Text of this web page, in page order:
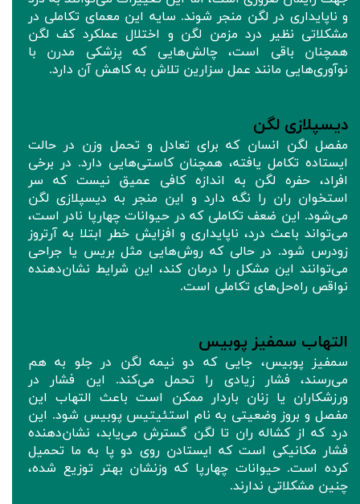
و ناپایداری در لگن منجر شوند. سایه این معمای تکاملی در
مشکلاتی نظیر درد مزمن لگن و اختلال عملکرد کف لگن
همچنان باقی است، چالش‌هایی که پزشکی مدرن با
نوآوری‌هایی مانند عمل سزارین تلاش به کاهش آن‌ دارد.
دیسپلازی لگن
مفصل لگن انسان که برای تعادل و تحمل وزن در حالت
ایستاده تکامل یافته، همچنان کاستی‌هایی دارد. در برخی
افراد، حفره لگن به اندازه کافی عمیق نیست که سر
استخوان ران را نگه دارد و این منجر به دیسپلازی لگن
می‌شود. این ضعف تکاملی که در حیوانات چهارپا نادر است،
می‌تواند باعث درد، ناپایداری و افزایش خطر ابتلا به آرتروز
زودرس شود. در حالی که روش‌هایی مثل بریس‌ یا جراحی
می‌توانند این مشکل را درمان کند، این شرایط نشان‌دهنده
نواقص راه‌حل‌های تکاملی است.
التهاب سمفیز پوبیس
سمفیز پوبیس، جایی که دو نیمه لگن در جلو به هم
می‌رسند، فشار زیادی را تحمل می‌کند. این فشار در
ورزشکاران یا زنان باردار ممکن است باعث التهاب این
مفصل و بروز وضعیتی به نام استئیتیس پوبیس شود. این
درد که از کشاله ران تا لگن گسترش می‌یابد، نشان‌دهنده
فشار مکانیکی است که ایستادن روی دو پا به ما تحمیل
کرده است. حیوانات چهارپا که وزنشان بهتر توزیع شده،
چنین مشکلاتی ندارند.